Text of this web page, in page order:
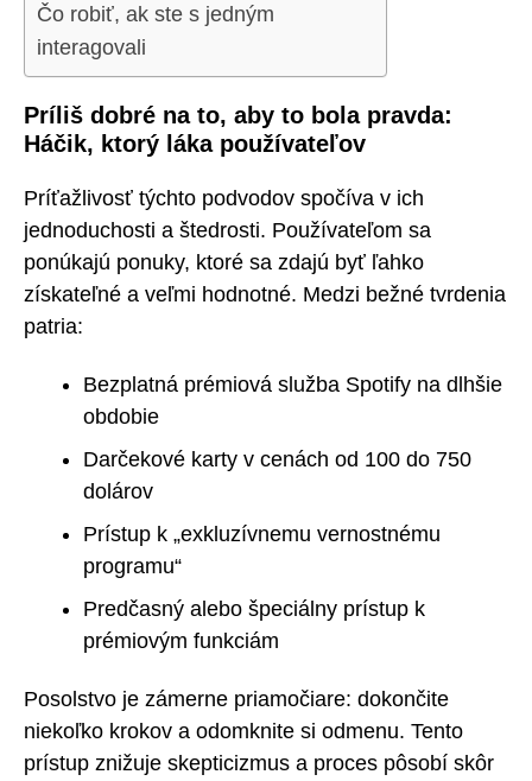
Čo robiť, ak ste s jedným
interagovali
Príliš dobré na to, aby to bola pravda:
Háčik, ktorý láka používateľov
Príťažlivosť týchto podvodov spočíva v ich
jednoduchosti a štedrosti. Používateľom sa
ponúkajú ponuky, ktoré sa zdajú byť ľahko
získateľné a veľmi hodnotné. Medzi bežné tvrdenia
patria:
Bezplatná prémiová služba Spotify na dlhšie
obdobie
Darčekové karty v cenách od 100 do 750
dolárov
Prístup k „exkluzívnemu vernostnému
programu“
Predčasný alebo špeciálny prístup k
prémiovým funkciám
Posolstvo je zámerne priamočiare: dokončite
niekoľko krokov a odomknite si odmenu. Tento
prístup znižuje skepticizmus a proces pôsobí skôr